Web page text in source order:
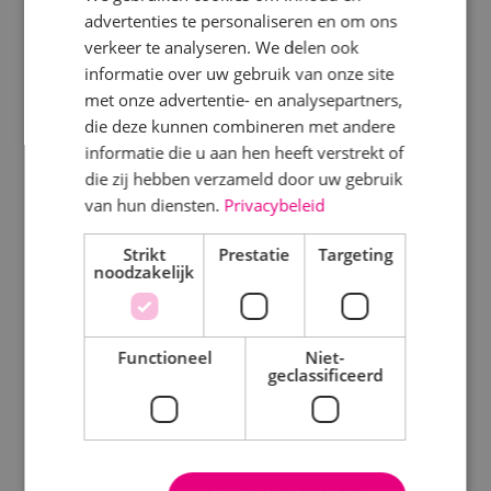
Specialisme
Beveiligingstechniek
Elektrotechniek
Energietechniek
Staf
Uren
Fulltime
Parttime
Disciplines
Elektrotechniek
Werktuigbouwkunde
Beveiligingstechniek
Uitgelicht
Klimaatinstallaties
advertenties te personaliseren en om ons
verkeer te analyseren. We delen ook
informatie over uw gebruik van onze site
met onze advertentie- en analysepartners,
die deze kunnen combineren met andere
informatie die u aan hen heeft verstrekt of
die zij hebben verzameld door uw gebruik
van hun diensten. Privacybeleid
Strikt
noodzakelijk
Prestatie Targeting
Functioneel
Niet-
geclassificeerd